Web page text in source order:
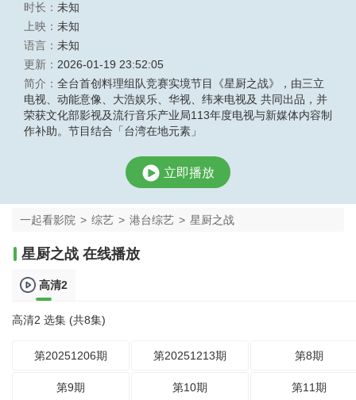
时长： 未知
上映： 未知
语言： 未知
更新： 2026-01-19 23:52:05
简介： 全台首创料理组队竞赛实境节目《星厨之战》，由三立
电视、动能意像、大浩娱乐、华视、纬来电视及 共同出品，并
荣获文化部影视及流行音乐产业局113年度电视与新媒体内容制
作补助。节目结合「台湾在地元素」
立即播放
一起看影院 > 综艺 > 港台综艺 > 星厨之战
星厨之战 在线播放
高清2
高清2 选集 (共8集)
第20251206期 第20251213期 第8期
第9期 第10期 第11期